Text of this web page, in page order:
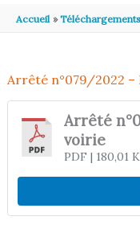
Accueil Téléchargements
Arrêté n°079/2022 –
Arrêté
voirie
PDF | 180,01